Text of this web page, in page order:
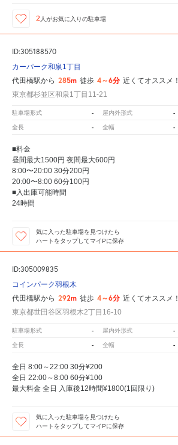
2 人がお気に入りの駐車場
ID:305188570
カーパーク和泉1丁目
代田橋駅から 285m 徒歩 4～6分 近くてオススメ！
東京都杉並区和泉1丁目11-21
駐車場形式 - 屋内外形式 -
全長 - 全幅 -
■料金
昼間最大1500円 夜間最大600円
8:00〜20:00 30分200円
20:00〜8:00 60分100円
■入出庫可能時間
24時間
気に入った駐車場を見つけたら
ハートをタップしてマイPに保存
ID:305009835
コインパーク羽根木
代田橋駅から 292m 徒歩 4～6分 近くてオススメ！
東京都世田谷区羽根木2丁目16-10
駐車場形式 - 屋内外形式 -
全長 - 全幅 -
全日 8:00～22:00 30分¥200
全日 22:00～8:00 60分¥100
最大料金 全日 入庫後12時間¥1800(1回限り)
気に入った駐車場を見つけたら
ハートをタップしてマイPに保存